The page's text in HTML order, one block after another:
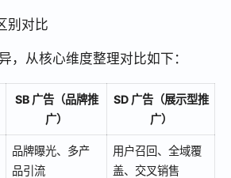
别对比
，从核心维度整理对比如下：
SB 广告（品牌推
广）
SD 广告（展示型推
广）
品牌曝光、多产
品引流
用户召回、全域覆
盖、交叉销售